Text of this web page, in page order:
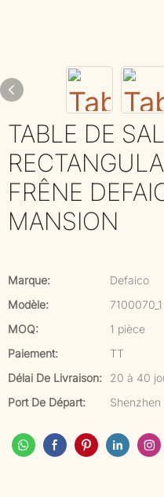
TABLE DE
FRÊNE
MANSION
Marque:
Defaico
Modèle:
7100070_1
MOQ:
1 pièce
Paiement:
TT
Délai De Livraison:
20 à 40
Port De Départ:
Shenzhen